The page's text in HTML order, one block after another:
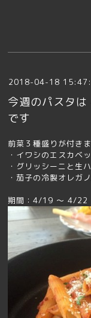
2018-04-18
今週のパスタ
です
前菜３種盛りが付きま
・イワシのエスカベ
・グリッシーニと生
・茄子の冷製オレ
期間：4/19 ～ 4/22